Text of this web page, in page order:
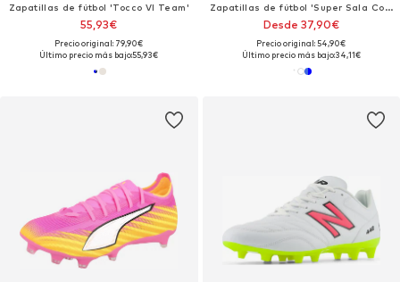
Zapatillas de fútbol 'Tocco VI Team'
55,93€
Precio original: 79,90€
Último precio más bajo:55,93€
Zapatillas de fútbol 'Super Sala Competition III'
Desde 37,90€
Precio original: 54,90€
Último precio más bajo:34,11€